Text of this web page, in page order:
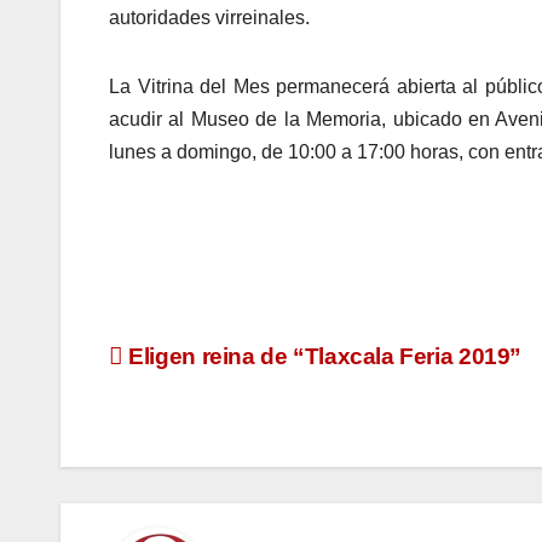
autoridades virreinales.
La Vitrina del Mes permanecerá abierta al
acudir al Museo de la Memoria, ubicado en
lunes a domingo, de 10:00 a 17:00 horas, con
Navegación
entradas
Eligen reina de “Tlaxcala Feria 2019”